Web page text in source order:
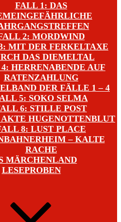
FALL 1: DAS
2: MORDWIND
MIT DER FERKELTAXE
DAS DIEMELTAL
HERRENABENDE AUF
RATENZAHLUNG
DER FÄLLE 1 – 4
5: SOKO SELMA
6: STILLE POST
HUGENOTTENBLUT
8: LUST PLACE
– KALTE
RACHE
MÄRCHENLAND
LESEPROBEN